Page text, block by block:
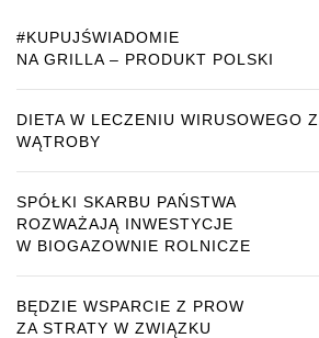
#KUPUJŚWIADOMIE
NA GRILLA – PRODUKT POLSKI
DIETA W LECZENIU WIRUSOWEGO
WĄTROBY
SPÓŁKI SKARBU PAŃSTWA
ROZWAŻAJĄ INWESTYCJE
W BIOGAZOWNIE ROLNICZE
BĘDZIE WSPARCIE Z PROW
ZA STRATY W ZWIĄZKU